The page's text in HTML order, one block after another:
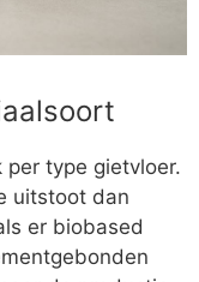
type gietvloer.
uitstoot dan
er biobased